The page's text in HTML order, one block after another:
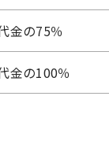
金の75％
金の100％